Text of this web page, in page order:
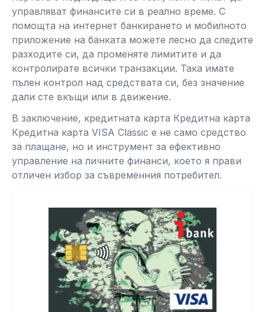
управляват финансите си в реално време. С
помощта на интернет банкирането и мобилното
приложение на банката можете лесно да следите
разходите си, да променяте лимитите и да
контролирате всички транзакции. Така имате
пълен контрол над средствата си, без значение
дали сте вкъщи или в движение.
В заключение, кредитната карта Кредитна карта
Кредитна карта VISA Classic е не само средство
за плащане, но и инструмент за ефективно
управление на личните финанси, което я прави
отличен избор за съвременния потребител.